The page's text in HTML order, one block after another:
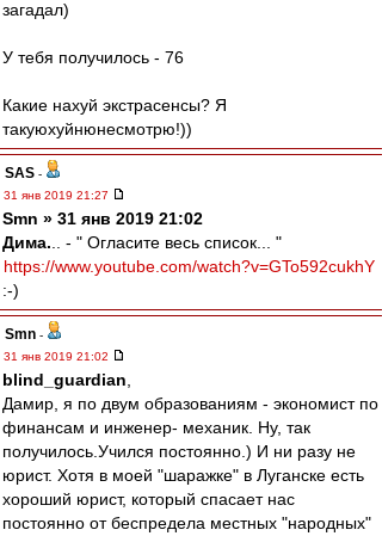
загадал)
У тебя получилось - 76
Какие нахуй экстрасенсы? Я
такуюхуйнюнесмотрю!))
SAS -
31 янв 2019 21:27
Smn » 31 янв 2019 21:02
Дима. .. - " Огласите весь список... "
https://www.youtube.com/watch?v=GTo592cukhY
:-)
Smn -
31 янв 2019 21:02
blind_guardian
Дамир, я по двум образованиям - экономист по
финансам и инженер- механик. Ну, так
получилось.Учился постоянно.) И ни разу не
юрист. Хотя в моей "шаражке" в Луганске есть
хороший юрист, который спасает нас
постоянно от беспредела местных "народных"